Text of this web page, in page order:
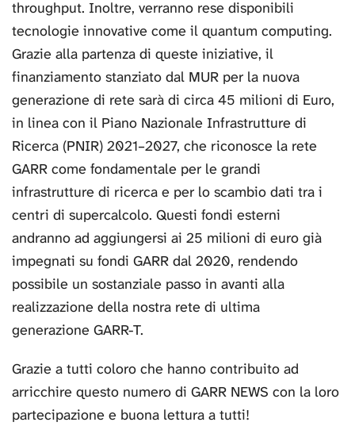
throughput. Inoltre, verranno rese disponibili
tecnologie innovative come il quantum computing.
Grazie alla partenza di queste iniziative, il
finanziamento stanziato dal MUR per la nuova
generazione di rete sarà di circa 45 milioni di Euro,
in linea con il Piano Nazionale Infrastrutture di
Ricerca (PNIR) 2021–2027, che riconosce la rete
GARR come fondamentale per le grandi
infrastrutture di ricerca e per lo scambio dati tra i
centri di supercalcolo. Questi fondi esterni
andranno ad aggiungersi ai 25 milioni di euro già
impegnati su fondi GARR dal 2020, rendendo
possibile un sostanziale passo in avanti alla
realizzazione della nostra rete di ultima
generazione GARR-T.
Grazie a tutti coloro che hanno contribuito ad
arricchire questo numero di GARR NEWS con la loro
partecipazione e buona lettura a tutti!